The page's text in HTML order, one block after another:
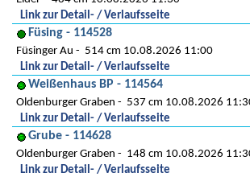
Link zur Detail- / Verlaufsseite
Füsing - 114528
Füsinger Au
514 cm 10.08.2026 11:00
Link zur Detail- / Verlaufsseite
Weißenhaus BP - 114564
Oldenburger Graben
537 cm 10.08.2026
Link zur Detail- / Verlaufsseite
Grube - 114628
Oldenburger Graben
148 cm 10.08.2026
Link zur Detail- / Verlaufsseite